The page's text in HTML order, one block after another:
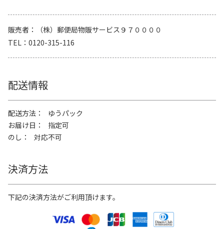
販売者
（株）郵便局物販サービス９７００００
TEL
0120-315-116
配送情報
配送方法
ゆうパック
お届け日
指定可
のし
対応不可
決済方法
下記の決済方法がご利用頂けます。